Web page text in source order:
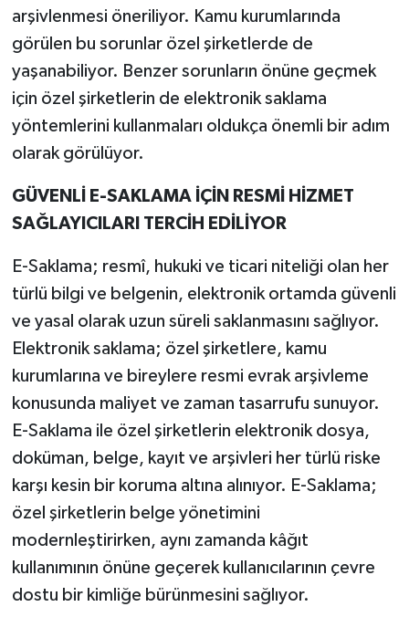
arşivlenmesi öneriliyor. Kamu kurumlarında
görülen bu sorunlar özel şirketlerde de
yaşanabiliyor. Benzer sorunların önüne geçmek
için özel şirketlerin de elektronik saklama
yöntemlerini kullanmaları oldukça önemli bir adım
olarak görülüyor.
GÜVENLİ E-SAKLAMA İÇİN RESMİ HİZMET
SAĞLAYICILARI TERCİH EDİLİYOR
E-Saklama; resmî, hukuki ve ticari niteliği olan her
türlü bilgi ve belgenin, elektronik ortamda güvenli
ve yasal olarak uzun süreli saklanmasını sağlıyor.
Elektronik saklama; özel şirketlere, kamu
kurumlarına ve bireylere resmi evrak arşivleme
konusunda maliyet ve zaman tasarrufu sunuyor.
E-Saklama ile özel şirketlerin elektronik dosya,
doküman, belge, kayıt ve arşivleri her türlü riske
karşı kesin bir koruma altına alınıyor. E-Saklama;
özel şirketlerin belge yönetimini
modernleştirirken, aynı zamanda kâğıt
kullanımının önüne geçerek kullanıcılarının çevre
dostu bir kimliğe bürünmesini sağlıyor.